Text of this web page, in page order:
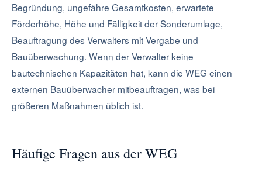
Begründung, ungefähre Gesamtkosten, erwartete
Förderhöhe, Höhe und Fälligkeit der Sonderumlage,
Beauftragung des Verwalters mit Vergabe und
Bauüberwachung. Wenn der Verwalter keine
bautechnischen Kapazitäten hat, kann die WEG einen
externen Bauüberwacher mitbeauftragen, was bei
größeren Maßnahmen üblich ist.
Häufige Fragen aus der WEG